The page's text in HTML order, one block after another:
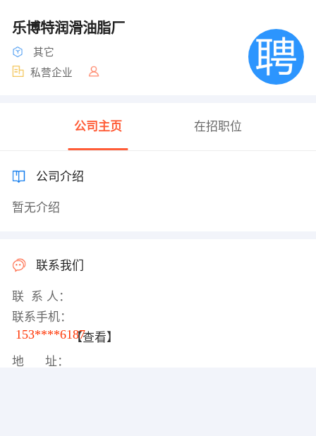
乐博特润滑油脂厂
其它
私营企业
公司主页 在招职位
公司介绍
暂无介绍
联系我们
联 系 人：
联系手机：
153****6187【查看】
地 址：